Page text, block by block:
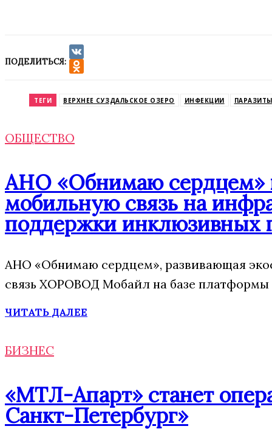
ПОДЕЛИТЬСЯ:
VK
ТЕГИ ВЕРХНЕЕ СУЗДАЛЬСКОЕ ОЗЕРО ИНФЕКЦИИ ПАРАЗИТЫ
ОБЩЕСТВО
АНО «Обнимаю сердцем»
мобильную связь на
поддержки инклюзивных
АНО «Обнимаю сердцем», развивающая
связь ХОРОВОД Мобайл на базе платформы
ЧИТАТЬ ДАЛЕЕ
БИЗНЕС
«МТЛ-Апарт» станет
Санкт-Петербург»